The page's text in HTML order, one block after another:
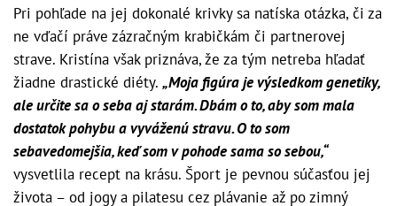
Pri pohľade na jej dokonalé krivky sa natíska otázka, či za
ne vďačí práve zázračným krabičkám či partnerovej
strave. Kristína však priznáva, že za tým netreba hľadať
žiadne drastické diéty. „Moja figúra je výsledkom genetiky,
ale určite sa o seba aj starám. Dbám o to, aby som mala
dostatok pohybu a vyváženú stravu. O to som
sebavedomejšia, keď som v pohode sama so sebou,“
vysvetlila recept na krásu. Šport je pevnou súčasťou jej
života – od jogy a pilatesu cez plávanie až po zimný